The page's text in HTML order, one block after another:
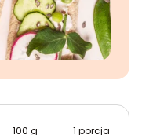
100 g
1 porcja